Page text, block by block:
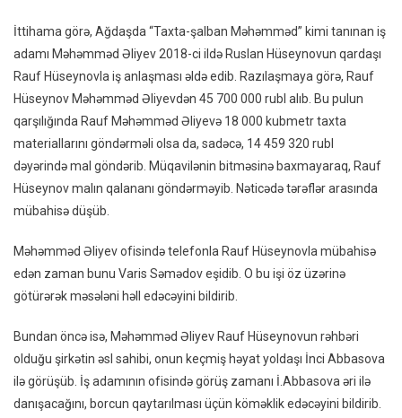
İttihama görə, Ağdaşda “Taxta-şalban Məhəmməd” kimi tanınan iş
adamı Məhəmməd Əliyev 2018-ci ildə Ruslan Hüseynovun qardaşı
Rauf Hüseynovla iş anlaşması əldə edib. Razılaşmaya görə, Rauf
Hüseynov Məhəmməd Əliyevdən 45 700 000 rubl alıb. Bu pulun
qarşılığında Rauf Məhəmməd Əliyevə 18 000 kubmetr taxta
materiallarını göndərməli olsa da, sadəcə, 14 459 320 rubl
dəyərində mal göndərib. Müqavilənin bitməsinə baxmayaraq, Rauf
Hüseynov malın qalananı göndərməyib. Nəticədə tərəflər arasında
mübahisə düşüb.
Məhəmməd Əliyev ofisində telefonla Rauf Hüseynovla mübahisə
edən zaman bunu Varis Səmədov eşidib. O bu işi öz üzərinə
götürərək məsələni həll edəcəyini bildirib.
Bundan öncə isə, Məhəmməd Əliyev Rauf Hüseynovun rəhbəri
olduğu şirkətin əsl sahibi, onun keçmiş həyat yoldaşı İnci Abbasova
ilə görüşüb. İş adamının ofisində görüş zamanı İ.Abbasova əri ilə
danışacağını, borcun qaytarılması üçün köməklik edəcəyini bildirib.